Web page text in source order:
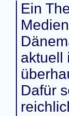
Ein
aktuell
Dafür